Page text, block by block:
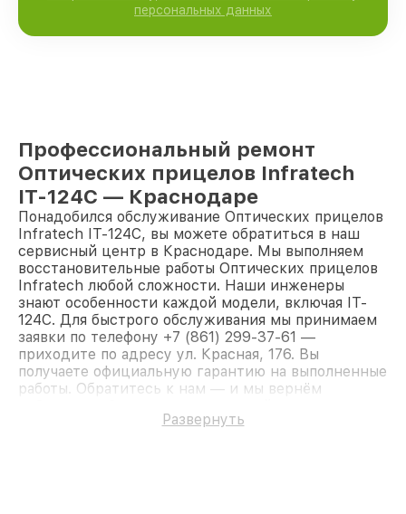
персональных данных
Профессиональный ремонт
Оптических прицелов Infratech
IT-124C — Краснодаре
Понадобился обслуживание Оптических прицелов
Infratech IT-124C, вы можете обратиться в наш
сервисный центр в Краснодаре. Мы выполняем
восстановительные работы Оптических прицелов
Infratech любой сложности. Наши инженеры
знают особенности каждой модели, включая IT-
124C. Для быстрого обслуживания мы принимаем
заявки по телефону +7 (861) 299-37-61 —
приходите по адресу ул. Красная, 176. Вы
получаете официальную гарантию на выполненные
работы. Обратитесь к нам — и мы вернём
Развернуть